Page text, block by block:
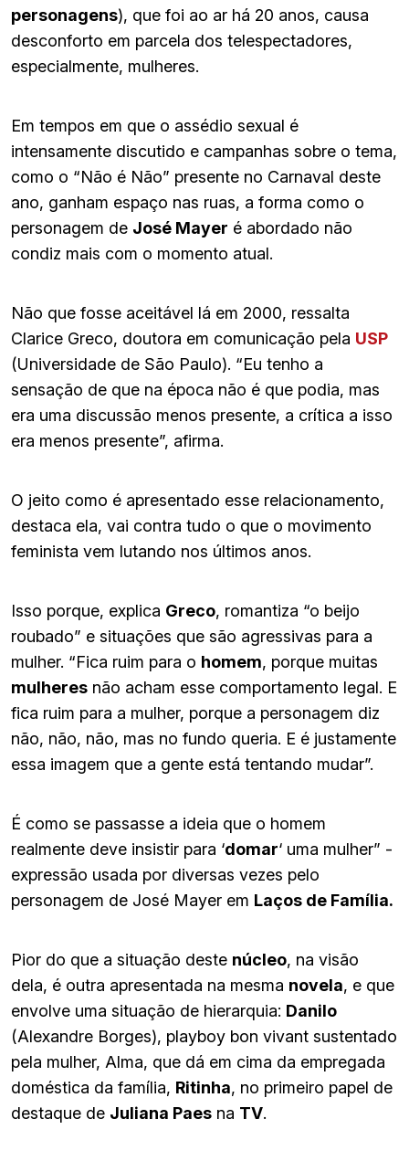
personagens), que foi ao ar há 20 anos, causa
desconforto em parcela dos telespectadores,
especialmente, mulheres.
Em tempos em que o assédio sexual é
intensamente discutido e campanhas sobre o tema,
como o “Não é Não” presente no Carnaval deste
ano, ganham espaço nas ruas, a forma como o
personagem de José Mayer é abordado não
condiz mais com o momento atual.
Não que fosse aceitável lá em 2000, ressalta
Clarice Greco, doutora em comunicação pela USP
(Universidade de São Paulo). “Eu tenho a
sensação de que na época não é que podia, mas
era uma discussão menos presente, a crítica a isso
era menos presente”, afirma.
O jeito como é apresentado esse relacionamento,
destaca ela, vai contra tudo o que o movimento
feminista vem lutando nos últimos anos.
Isso porque, explica Greco, romantiza “o beijo
roubado” e situações que são agressivas para a
mulher. “Fica ruim para o homem, porque muitas
mulheres não acham esse comportamento legal. E
fica ruim para a mulher, porque a personagem diz
não, não, não, mas no fundo queria. E é justamente
essa imagem que a gente está tentando mudar”.
É como se passasse a ideia que o homem
realmente deve insistir para ‘domar‘ uma mulher” -
expressão usada por diversas vezes pelo
personagem de José Mayer em Laços de Família.
Pior do que a situação deste núcleo, na visão
dela, é outra apresentada na mesma novela, e que
envolve uma situação de hierarquia: Danilo
(Alexandre Borges), playboy bon vivant sustentado
pela mulher, Alma, que dá em cima da empregada
doméstica da família, Ritinha, no primeiro papel de
destaque de Juliana Paes na TV.